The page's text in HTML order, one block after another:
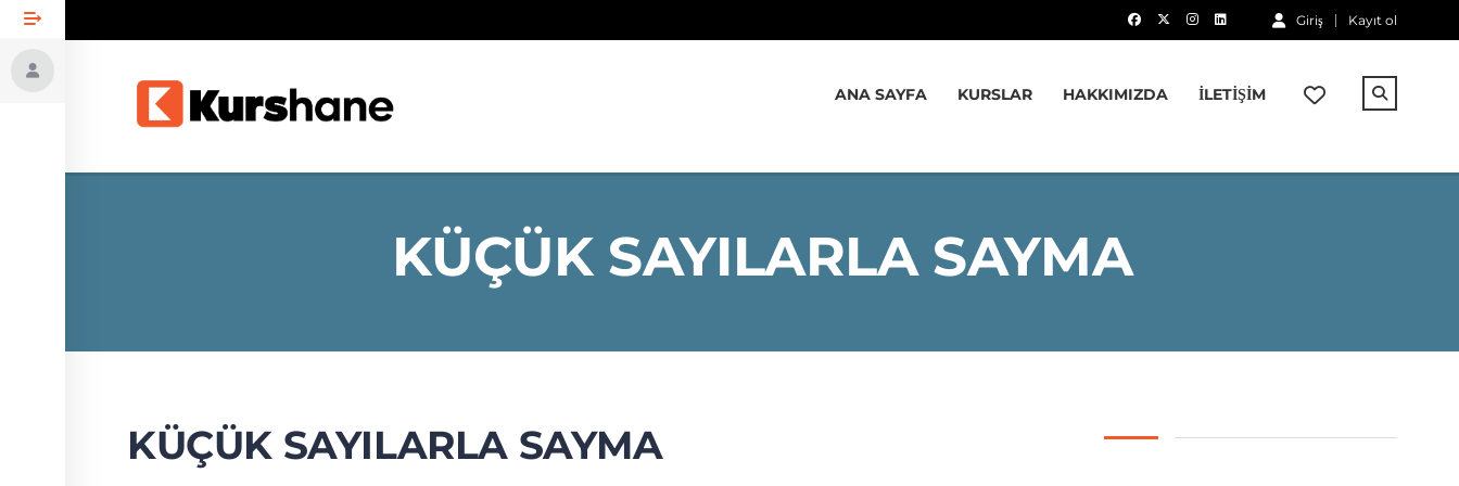
Giriş Kayıt ol
ANA SAYFA KURSLAR HAKKIMIZDA İLETIŞIM
KÜÇÜK SAYILARLA SAYMA
KÜÇÜK SAYILARLA SAYMA